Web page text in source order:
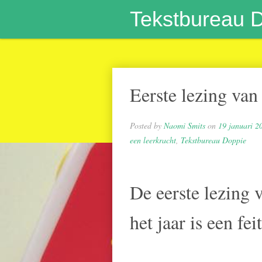
Tekstbureau
Eerste lezing
Posted by Naomi Smits on 19 januari
een leerkracht, Tekstbureau Doppie
De eerste lezing
het jaar is een